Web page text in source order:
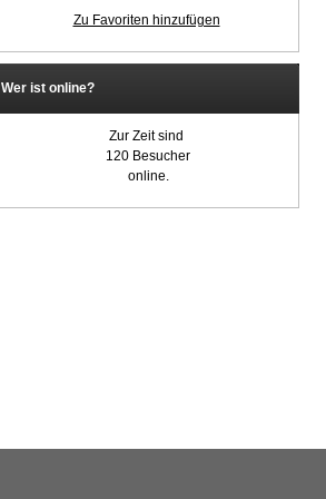
Zu Favoriten hinzufügen
Wer ist online?
Zur Zeit sind
120 Besucher
online.